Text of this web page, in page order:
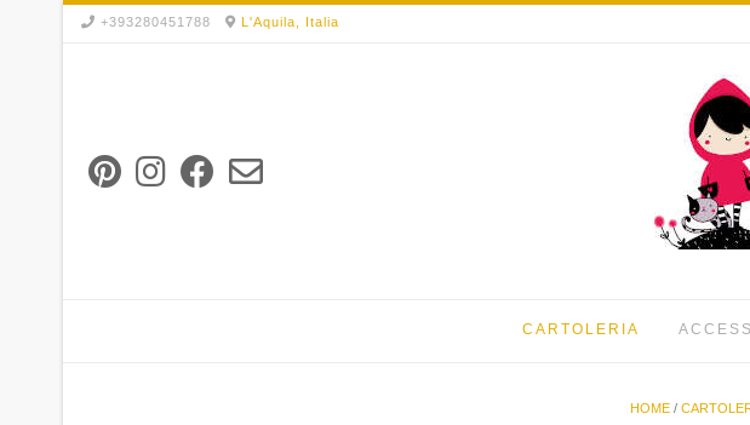
+393280451788 L'Aquila, Italia
CARTOLERIA
HOME /